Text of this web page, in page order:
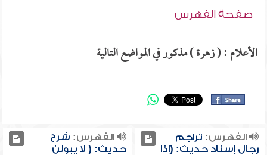
صفحة الفهرس
الأعلام : ( زهرة ) مذكور في المواضع التالية
الفهرس: تراجم
رجال إسناد حديث: (إذا
الفهرس: شرح
حديث: ( لا يبولن